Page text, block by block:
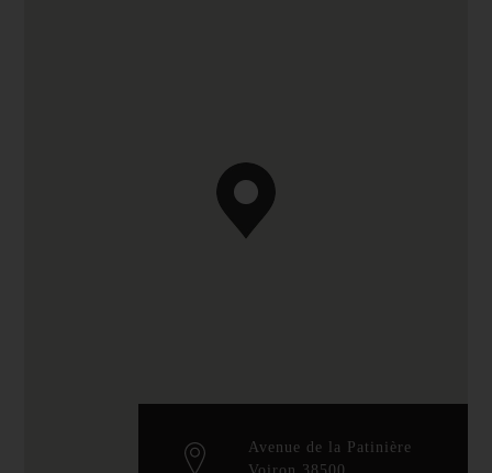
Avenue de la Patinière